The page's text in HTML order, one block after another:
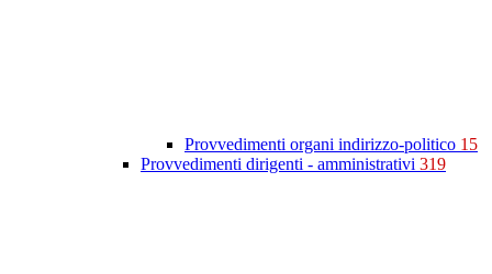
Provvedimenti organi indirizzo-politico 15
Provvedimenti dirigenti - amministrativi 319